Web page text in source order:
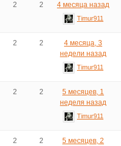
2 2 4 месяца назад
Timur911
2 2
4 месяца, 3
недели назад
Timur911
2 2
5 месяцев, 1
неделя назад
Timur911
2 2
5 месяцев, 2